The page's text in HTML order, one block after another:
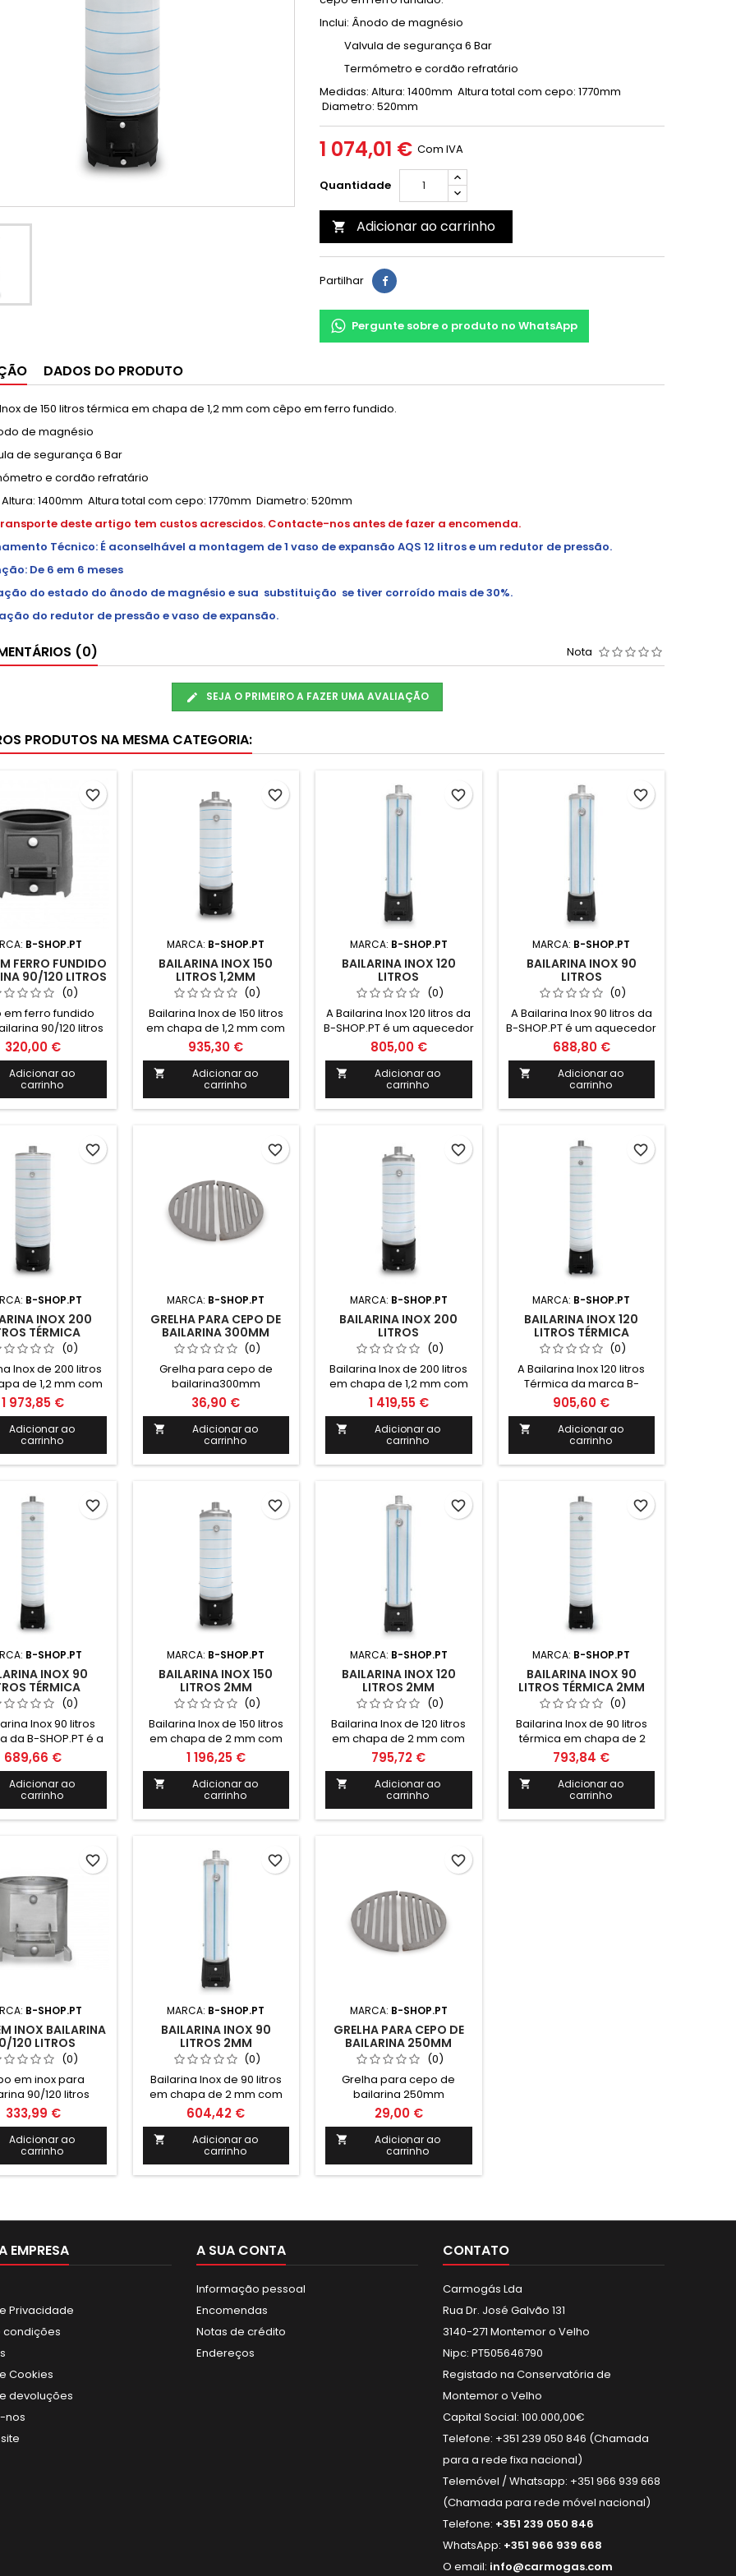
Inclui: Ânodo de magnésio
Valvula de segurança 6 Bar
Termómetro e cordão refratário
Medidas: Altura: 1400mm Altura total com cepo: 1770mm
Diametro: 520mm
1 074,01 € Com IVA
Quantidade
 Adicionar ao carrinho
Partilhar
Pergunte sobre o produto no WhatsApp
DADOS DO PRODUTO
de 150 litros térmica em chapa de 1,2 mm com cêpo em ferro fundido.
de magnésio
de segurança 6 Bar
e cordão refratário
1400mm Altura total com cepo: 1770mm Diametro: 520mm
deste artigo tem custos acrescidos. Contacte-nos antes de fazer a encomenda.
Técnico: É aconselhável a montagem de 1 vaso de expansão AQS 12 litros e um redutor de pressão.
De 6 em 6 meses
do estado do ânodo de magnésio e sua substituição se tiver corroído mais de 30%.
do redutor de pressão e vaso de expansão.
(0) Nota
SEJA O PRIMEIRO A FAZER UMA AVALIAÇÃO
PRODUTOS NA MESMA CATEGORIA:
B-SHOP.PT
FERRO FUNDIDO
90/120 LITROS
(0)
em ferro fundido
90/120 litros
320,00 €
Adicionar ao
carrinho
favorite_border
MARCA: B-SHOP.PT
BAILARINA INOX 150
LITROS 1,2MM
(0)
Bailarina Inox de 150 litros
em chapa de 1,2 mm com
cêpo em ferro fundido.
Inclui: Ânodo de magnésio
Valvula de segurança 6
Bar Termómetro e
cordão refratário Medidas:
935,30 €

Adicionar ao
carrinho
favorite_border
MARCA: B-SHOP.PT
BAILARINA INOX 120
LITROS
(0)
A Bailarina Inox 120 litros da
B-SHOP.PT é um aquecedor
de água eficiente e durável,
ideal para uso em
residências e comércios.
Com design moderno e
tecnologia avançada,
tornando-se um
investimento sustentável
para o seu espaço.
805,00 €

Adicionar ao
carrinho
favorite_border
MARCA: B-SHOP.PT
BAILARINA INOX 90
LITROS
(0)
A Bailarina Inox 90 litros da
B-SHOP.PT é um aquecedor
de água eficiente e durável,
ideal para uso em
residências e comércios.
Com design moderno e
tecnologia avançada,
tornando-se um
investimento sustentável
para o seu espaço.
688,80 €

Adicionar ao
carrinho
favorite_border
B-SHOP.PT
INOX 200
TÉRMICA
(0)
Inox de 200 litros
de 1,2 mm com
em ferro fundido.
de magnésio
de segurança 6
Termómetro e
Medidas:
520mm
1 973,85 €
Adicionar ao
carrinho
favorite_border
MARCA: B-SHOP.PT
GRELHA PARA CEPO DE
BAILARINA 300MM
(0)
Grelha para cepo de
bailarina300mm
36,90 €

Adicionar ao
carrinho
favorite_border
MARCA: B-SHOP.PT
BAILARINA INOX 200
LITROS
(0)
Bailarina Inox de 200 litros
em chapa de 1,2 mm com
cêpo em ferro fundido.
Inclui: Ânodo de magnésio
Valvula de segurança 6
Bar Termómetro e
cordão refratário Medidas:
Diametro: 510mm
1 419,55 €

Adicionar ao
carrinho
favorite_border
MARCA: B-SHOP.PT
BAILARINA INOX 120
LITROS TÉRMICA
(0)
A Bailarina Inox 120 litros
Térmica da marca B-
SHOP.PT é a solução a
lenha ideal para
armazenamento de água
quente. Com design
moderno e durável,
térmico para sua
residência ou negócio.
Aproveite já!
905,60 €

Adicionar ao
carrinho
favorite_border
B-SHOP.PT
INOX 90
TÉRMICA
(0)
Inox 90 litros
da B-SHOP.PT é a
perfeita para
e conservar
por longos
Com design
e durabilidade
a temperatura dos
e bebidas.
689,66 €
Adicionar ao
carrinho
favorite_border
MARCA: B-SHOP.PT
BAILARINA INOX 150
LITROS 2MM
(0)
Bailarina Inox de 150 litros
em chapa de 2 mm com
cêpo em ferro fundido.
Inclui: Ânodo de magnésio
Válvula de segurança 6
Bar Termómetro e
cordão refratário Medidas:
Diametro: 480mm
1 196,25 €

Adicionar ao
carrinho
favorite_border
MARCA: B-SHOP.PT
BAILARINA INOX 120
LITROS 2MM
(0)
Bailarina Inox de 120 litros
em chapa de 2 mm com
cêpo em ferro fundido.
Inclui: Ânodo de magnésio
Valvula de segurança 6
Bar Termómetro e
cordão refratário Medidas:
795,72 €

Adicionar ao
carrinho
favorite_border
MARCA: B-SHOP.PT
BAILARINA INOX 90
LITROS TÉRMICA 2MM
(0)
Bailarina Inox de 90 litros
térmica em chapa de 2
mm com cêpo em ferro
fundido. Inclui: Ânodo de
magnésio Valvula de
segurança 6 Bar
Termómetro e cordão
793,84 €

Adicionar ao
carrinho
favorite_border
B-SHOP.PT
INOX BAILARINA
120 LITROS
(0)
em inox para
90/120 litros
333,99 €
Adicionar ao
carrinho
favorite_border
MARCA: B-SHOP.PT
BAILARINA INOX 90
LITROS 2MM
(0)
Bailarina Inox de 90 litros
em chapa de 2 mm com
cêpo em ferro fundido.
Inclui: Ânodo de magnésio
Válvula de segurança 6
Bar Termómetro e
cordão refratário Medidas:
604,42 €

Adicionar ao
carrinho
favorite_border
MARCA: B-SHOP.PT
GRELHA PARA CEPO DE
BAILARINA 250MM
(0)
Grelha para cepo de
bailarina 250mm
29,00 €

Adicionar ao
carrinho
favorite_border
EMPRESA
Privacidade
condições
Cookies
devoluções
nos
A SUA CONTA
Informação pessoal
Encomendas
Notas de crédito
Endereços
CONTATO
Carmogás Lda
Rua Dr. José Galvão 131
3140-271 Montemor o Velho
Nipc: PT505646790
Registado na Conservatória de
Montemor o Velho
Capital Social: 100.000,00€
Telefone: +351 239 050 846 (Chamada
para a rede fixa nacional)
Telemóvel / Whatsapp: +351 966 939 668
(Chamada para rede móvel nacional)
Telefone: +351 239 050 846
WhatsApp: +351 966 939 668
O email: info@carmogas.com